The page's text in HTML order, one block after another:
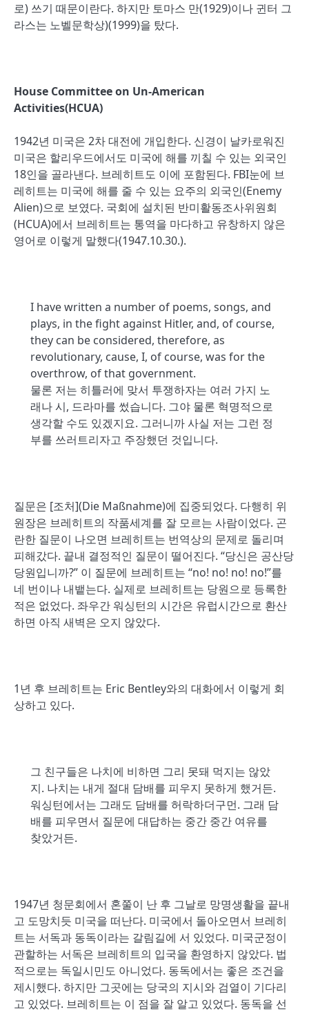
로) 쓰기 때문이란다. 하지만 토마스 만(1929)이나 귄터 그
라스는 노벨문학상)(1999)을 탔다.
House Committee on Un-American
Activities(HCUA)
1942년 미국은 2차 대전에 개입한다. 신경이 날카로워진
미국은 할리우드에서도 미국에 해를 끼칠 수 있는 외국인
18인을 골라낸다. 브레히트도 이에 포함된다. FBI눈에 브
레히트는 미국에 해를 줄 수 있는 요주의 외국인(Enemy
Alien)으로 보였다. 국회에 설치된 반미활동조사위원회
(HCUA)에서 브레히트는 통역을 마다하고 유창하지 않은
영어로 이렇게 말했다(1947.10.30.).
I have written a number of poems, songs, and
plays, in the fight against Hitler, and, of course,
they can be considered, therefore, as
revolutionary, cause, I, of course, was for the
overthrow, of that government.
물론 저는 히틀러에 맞서 투쟁하자는 여러 가지 노
래나 시, 드라마를 썼습니다. 그야 물론 혁명적으로
생각할 수도 있겠지요. 그러니까 사실 저는 그런 정
부를 쓰러트리자고 주장했던 것입니다.
질문은 [조처](Die Maßnahme)에 집중되었다. 다행히 위
원장은 브레히트의 작품세계를 잘 모르는 사람이었다. 곤
란한 질문이 나오면 브레히트는 번역상의 문제로 돌리며
피해갔다. 끝내 결정적인 질문이 떨어진다. “당신은 공산당
당원입니까?” 이 질문에 브레히트는 “no! no! no! no!”를
네 번이나 내뱉는다. 실제로 브레히트는 당원으로 등록한
적은 없었다. 좌우간 워싱턴의 시간은 유럽시간으로 환산
하면 아직 새벽은 오지 않았다.
1년 후 브레히트는 Eric Bentley와의 대화에서 이렇게 회
상하고 있다.
그 친구들은 나치에 비하면 그리 못돼 먹지는 않았
지. 나치는 내게 절대 담배를 피우지 못하게 했거든.
워싱턴에서는 그래도 담배를 허락하더구먼. 그래 담
배를 피우면서 질문에 대답하는 중간 중간 여유를
찾았거든.
1947년 청문회에서 혼쭐이 난 후 그날로 망명생활을 끝내
고 도망치듯 미국을 떠난다. 미국에서 돌아오면서 브레히
트는 서독과 동독이라는 갈림길에 서 있었다. 미국군정이
관할하는 서독은 브레히트의 입국을 환영하지 않았다. 법
적으로는 독일시민도 아니었다. 동독에서는 좋은 조건을
제시했다. 하지만 그곳에는 당국의 지시와 검열이 기다리
고 있었다. 브레히트는 이 점을 잘 알고 있었다. 동독을 선